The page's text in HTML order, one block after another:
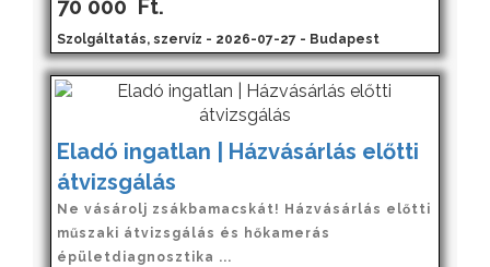
70 000 Ft.
Szolgáltatás, szervíz - 2026-07-27 - Budapest
Eladó ingatlan | Házvásárlás előtti
átvizsgálás
Ne vásárolj zsákbamacskát! Házvásárlás előtti
műszaki átvizsgálás és hőkamerás
épületdiagnosztika ...